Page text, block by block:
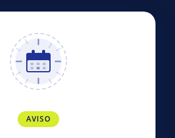
AVISO